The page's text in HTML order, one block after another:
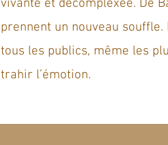
vivante et décomplexée. De
prennent un nouveau
tous les publics, même les
trahir l’émotion.